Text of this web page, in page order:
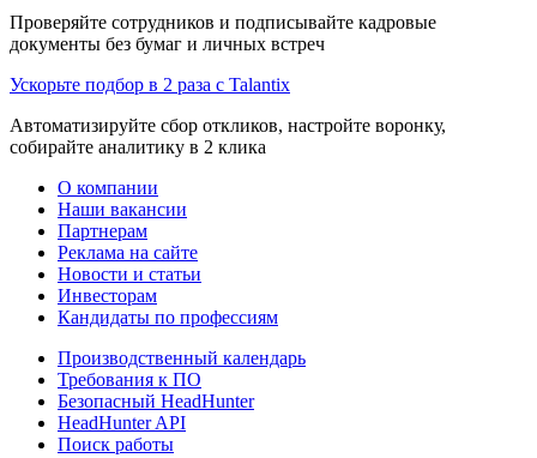
Проверяйте сотрудников и подписывайте кадровые
документы без бумаг и личных встреч
Ускорьте подбор в 2 раза с Talantix
Автоматизируйте сбор откликов, настройте воронку,
собирайте аналитику в 2 клика
О компании
Наши вакансии
Партнерам
Реклама на сайте
Новости и статьи
Инвесторам
Кандидаты по профессиям
Производственный календарь
Требования к ПО
Безопасный HeadHunter
HeadHunter API
Поиск работы